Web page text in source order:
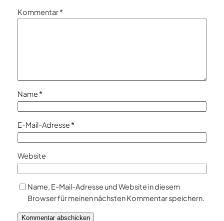
Kommentar*
Name *
E-Mail-Adresse *
Website
Name, E-Mail-Adresse und Website in diesem
Browser für meinen nächsten Kommentar speichern.